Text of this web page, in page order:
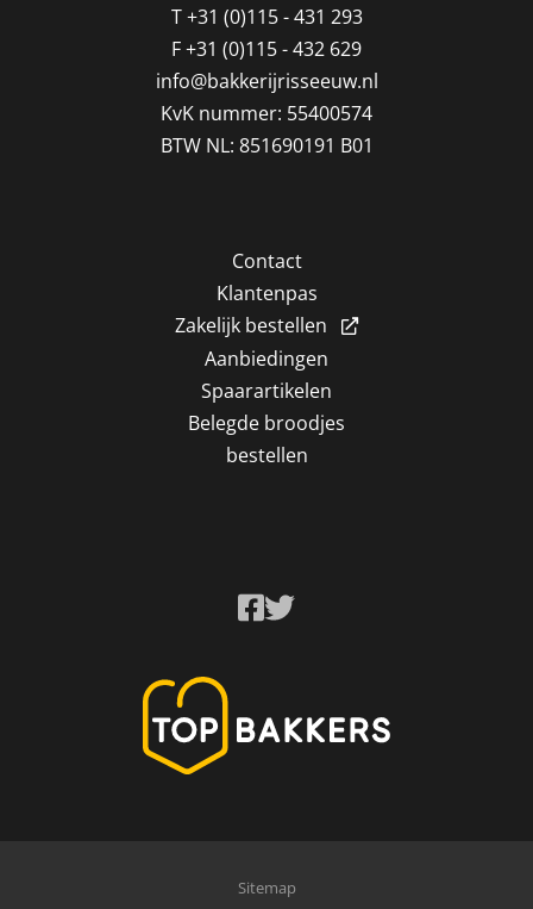
T+31 (0)115 - 431 293
F+31 (0)115 - 432 629
info@bakkerijrisseeuw.nl
KvK nummer: 55400574
BTW NL: 851690191 B01
Contact
Klantenpas
Zakelijk bestellen
Aanbiedingen
Spaarartikelen
Belegde broodjes
bestellen
Sitemap